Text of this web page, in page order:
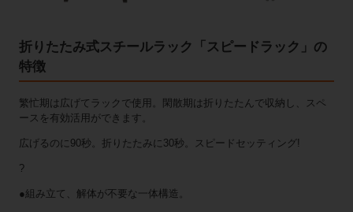
折りたたみ式スチールラック「スピードラック」の
特徴
繁忙期は広げてラックで使用。閑散期は折りたたんで収納し、スペ
ースを有効活用ができます。
広げるのに90秒。折りたたみに30秒。スピードセッティング!
?
●組み立て、解体が不要な一体構造。